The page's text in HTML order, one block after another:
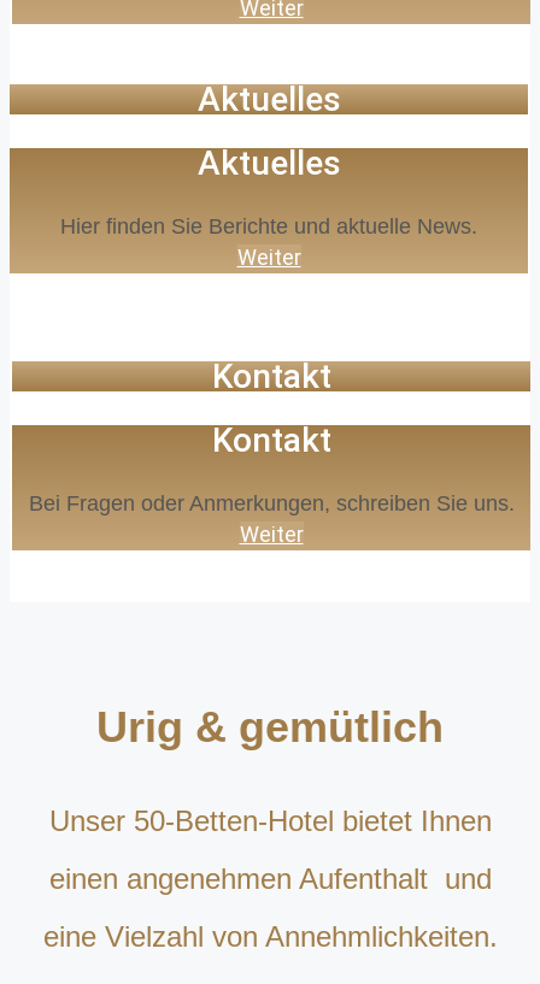
Weiter
Aktuelles
Aktuelles
Hier finden Sie Berichte und aktuelle News.
Weiter
Kontakt
Kontakt
Bei Fragen oder Anmerkungen, schreiben Sie uns.
Weiter
Urig & gemütlich
Unser 50-Betten-Hotel bietet Ihnen
einen angenehmen Aufenthalt und
eine Vielzahl von Annehmlichkeiten.